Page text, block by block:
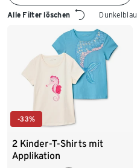
Alle Filter löschen Dunkelblau
-33%
2 Kinder-T-Shirts mit
Applikation